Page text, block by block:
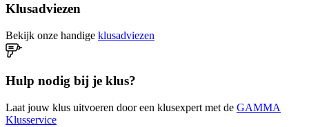
Klusadviezen
Bekijk onze handige klusadviezen
Hulp nodig bij je klus?
Laat jouw klus uitvoeren door een klusexpert met de GAMMA
Klusservice